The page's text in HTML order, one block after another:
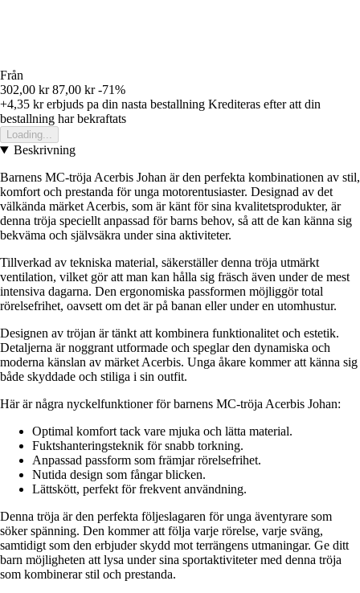
Från
302,00 kr 87,00 kr -71%
+4,35 krerbjuds pa din nasta bestallning Krediteras efter att din
bestallning har bekraftats
Loading...
Beskrivning
Barnens MC-tröja Acerbis Johan är den perfekta kombinationen av stil,
komfort och prestanda för unga motorentusiaster. Designad av det
välkända märket Acerbis, som är känt för sina kvalitetsprodukter, är
denna tröja speciellt anpassad för barns behov, så att de kan känna sig
bekväma och självsäkra under sina aktiviteter.
Tillverkad av tekniska material, säkerställer denna tröja utmärkt
ventilation, vilket gör att man kan hålla sig fräsch även under de mest
intensiva dagarna. Den ergonomiska passformen möjliggör total
rörelsefrihet, oavsett om det är på banan eller under en utomhustur.
Designen av tröjan är tänkt att kombinera funktionalitet och estetik.
Detaljerna är noggrant utformade och speglar den dynamiska och
moderna känslan av märket Acerbis. Unga åkare kommer att känna sig
både skyddade och stiliga i sin outfit.
Här är några nyckelfunktioner för barnens MC-tröja Acerbis Johan:
Optimal komfort tack vare mjuka och lätta material.
Fuktshanteringsteknik för snabb torkning.
Anpassad passform som främjar rörelsefrihet.
Nutida design som fångar blicken.
Lättskött, perfekt för frekvent användning.
Denna tröja är den perfekta följeslagaren för unga äventyrare som
söker spänning. Den kommer att följa varje rörelse, varje sväng,
samtidigt som den erbjuder skydd mot terrängens utmaningar. Ge ditt
barn möjligheten att lysa under sina sportaktiviteter med denna tröja
som kombinerar stil och prestanda.